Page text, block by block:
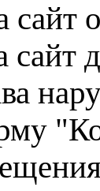
сайт
сайт